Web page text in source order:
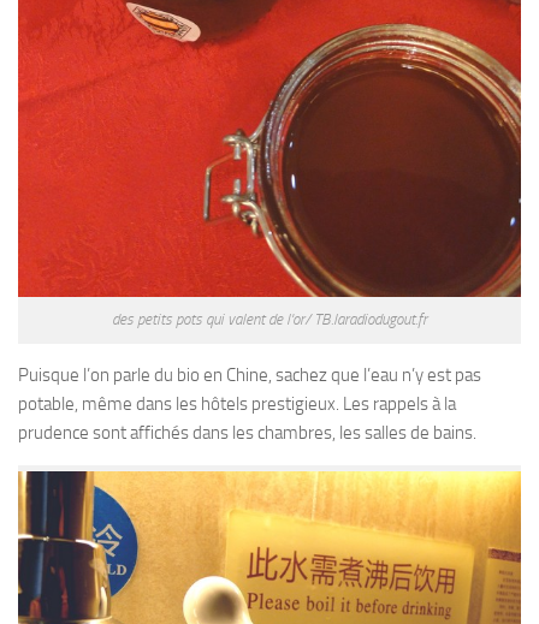
des petits pots qui valent de l'or/ TB.laradiodugout.fr
Puisque l’on parle du bio en Chine, sachez que l’eau n’y est pas
potable, même dans les hôtels prestigieux. Les rappels à la
prudence sont affichés dans les chambres, les salles de bains.